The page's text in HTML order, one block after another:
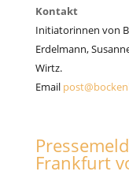
Kontakt
Initiatorinnen von
Erdelmann,
Wirtz.
Email
Frankfurt